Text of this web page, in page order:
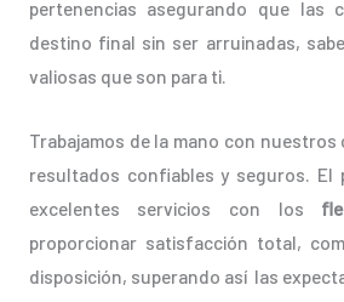
pertenencias asegurando que las
destino final sin ser arruinadas,
valiosas que son para ti.
Trabajamos de la mano con
resultados confiables y seguros. El
excelentes servicios con los
proporcionar satisfacción total,
disposición, superando así las